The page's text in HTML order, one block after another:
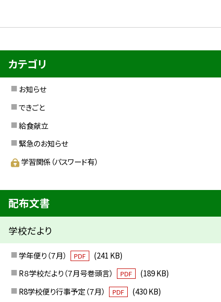
カテゴリ
お知らせ
できごと
給食献立
緊急のお知らせ
学習関係（パスワード有）
配布文書
学校だより
学年便り（７月） PDF
(241 KB)
R８学校だより（７月号巻頭言）
PDF
(189 KB)
R8学校便り行事予定（７月）
PDF (430 KB)